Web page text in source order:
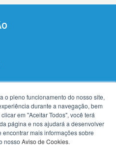
o pleno funcionamento do nosso site,
durante a navegação, bem
em "Aceitar Todos", você terá
página e nos ajudará a desenvolver
encontrar mais informações sobre
nosso Aviso de Cookies.